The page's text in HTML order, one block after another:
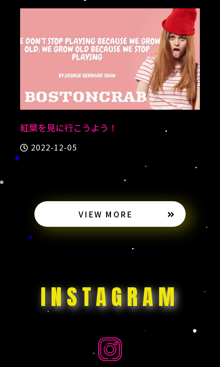
紅葉を見に行こうよう！
2022-12-05
VIEW MORE
INSTAGRAM